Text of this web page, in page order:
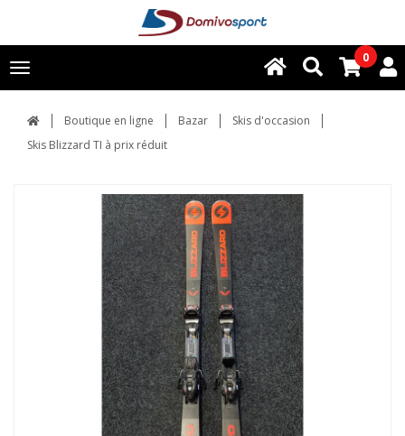
Toggle
navigation
0
Boutique en ligne Bazar
Skis d'occasion
Skis Blizzard TI à prix réduit